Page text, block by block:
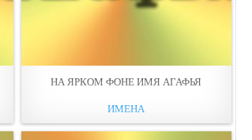
НА ЯРКОМ ФОНЕ ИМЯ АГАФЬЯ
ИМЕНА